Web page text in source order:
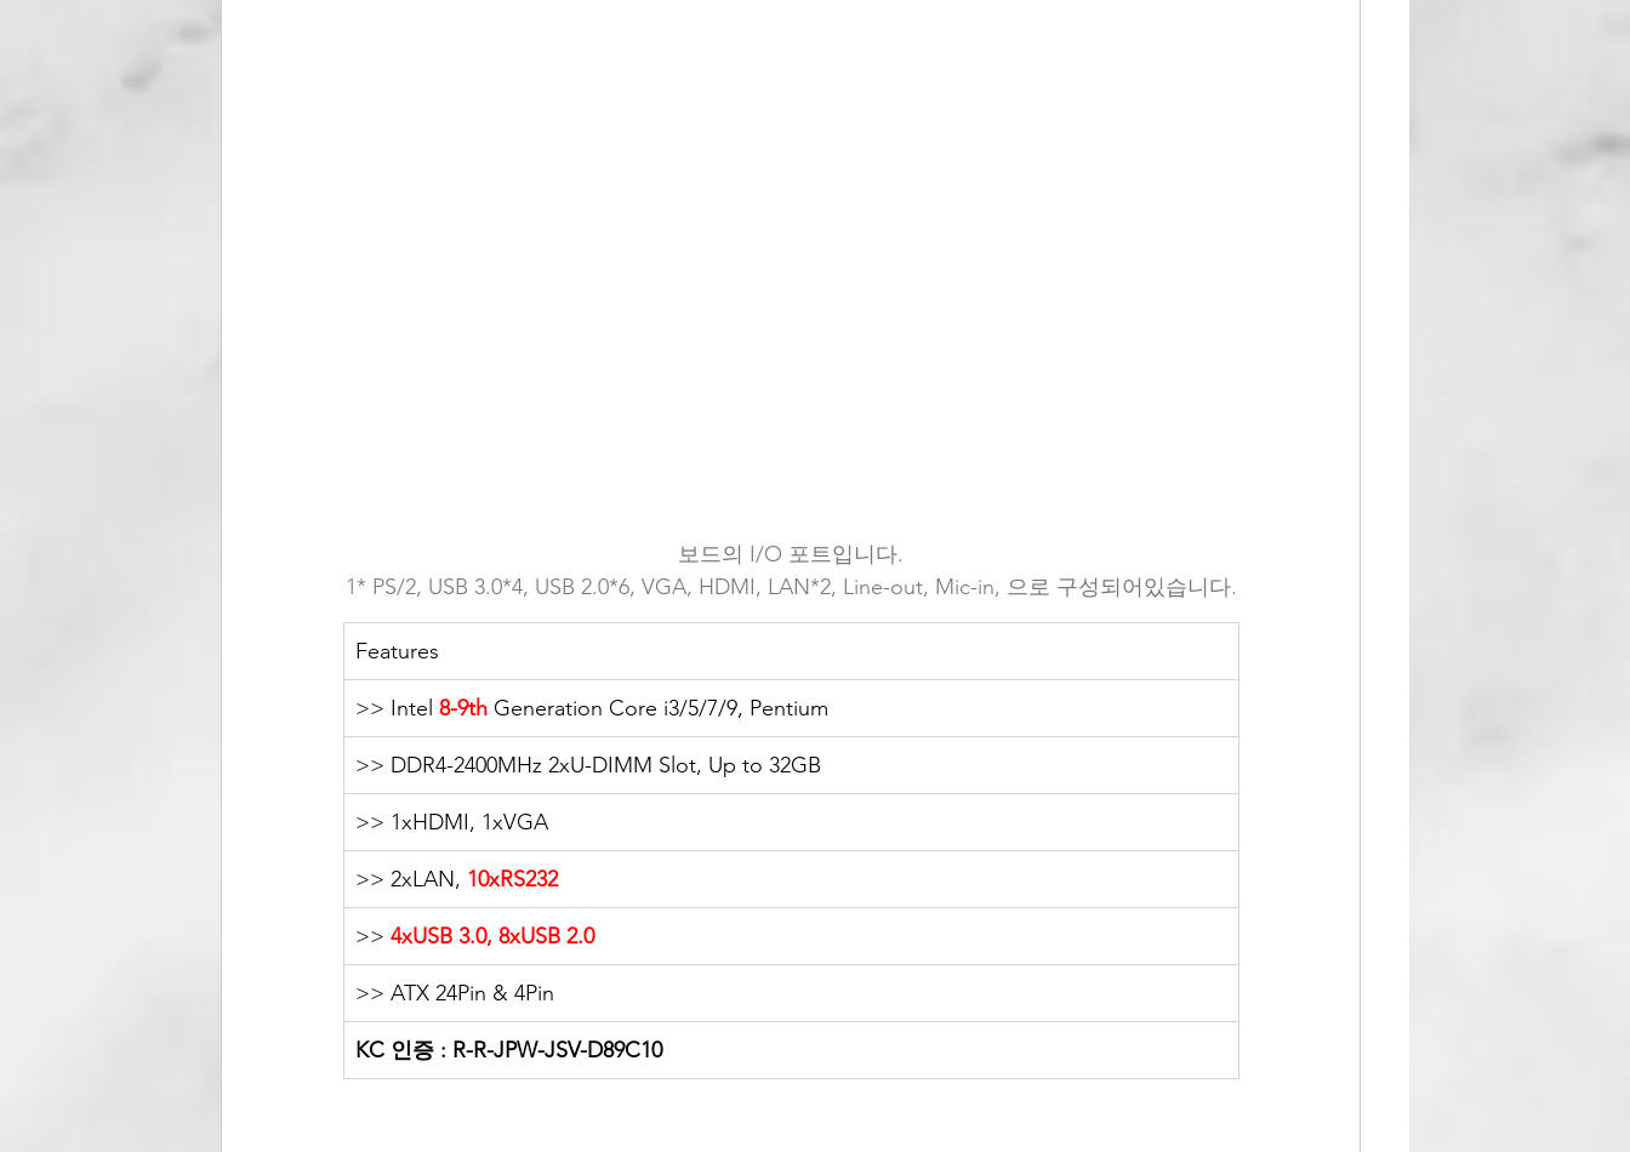
보드의 I/O 포트입니다.
1* PS/2, USB 3.0*4, USB 2.0*6, VGA, HDMI, LAN*2, Line-out, Mic-in, 으로 구성되어있습니다.
Features
>> Intel 8-9th Generation Core i3/5/7/9, Pentium
>> DDR4-2400MHz 2xU-DIMM Slot, Up to 32GB
>> 1xHDMI, 1xVGA
>> 2xLAN, 10xRS232
>> 4xUSB 3.0, 8xUSB 2.0
>> ATX 24Pin & 4Pin
KC 인증 : R-R-JPW-JSV-D89C10